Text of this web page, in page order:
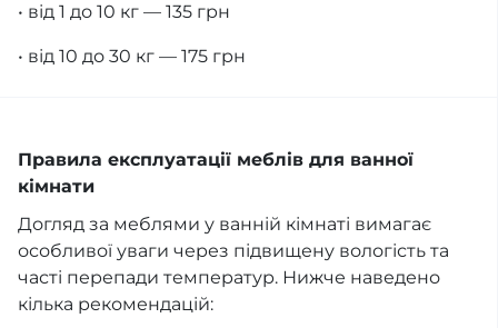
• від 1 до 10 кг — 135 грн
• від 10 до 30 кг — 175 грн
Правила експлуатації меблів для ванної
кімнати
Догляд за меблями у ванній кімнаті вимагає
особливої уваги через підвищену вологість та
часті перепади температур. Нижче наведено
кілька рекомендацій: